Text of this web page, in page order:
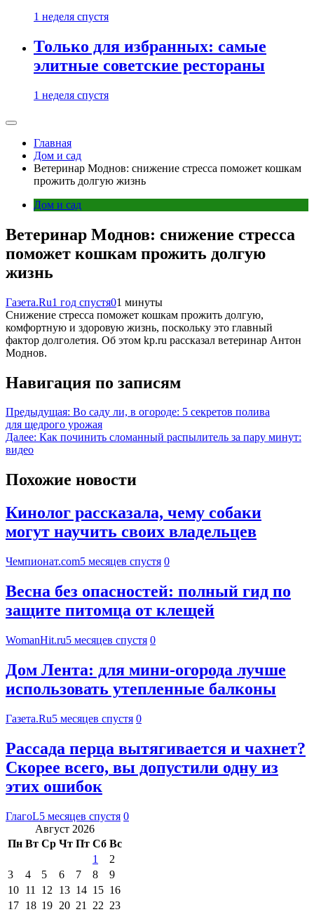
1 неделя спустя
Только для избранных: самые
элитные советские рестораны
1 неделя спустя
Главная
Дом и сад
Ветеринар Моднов: снижение стресса поможет кошкам
прожить долгую жизнь
Дом и сад
Ветеринар Моднов: снижение стресса
поможет кошкам прожить долгую
жизнь
Газета.Ru1 год спустя01 минуты
Снижение стресса поможет кошкам прожить долгую,
комфортную и здоровую жизнь, поскольку это главный
фактор долголетия. Об этом kp.ru рассказал ветеринар Антон
Моднов.
Навигация по записям
Предыдущая: Во саду ли, в огороде: 5 секретов полива
для щедрого урожая
Далее: Как починить сломанный распылитель за пару минут:
видео
Похожие новости
Кинолог рассказала, чему собаки
могут научить своих владельцев
Чемпионат.com5 месяцев спустя 0
Весна без опасностей: полный гид по
защите питомца от клещей
WomanHit.ru5 месяцев спустя 0
Дом Лента: для мини-огорода лучше
использовать утепленные балконы
Газета.Ru5 месяцев спустя 0
Рассада перца вытягивается и чахнет?
Скорее всего, вы допустили одну из
этих ошибок
ГлагоL5 месяцев спустя 0
Август 2026
Пн Вт Ср Чт Пт Сб Вс
1
2
3
4 5 6 7 8
9
10 11 12 13 14 15 16
17 18 19 20 21 22 23